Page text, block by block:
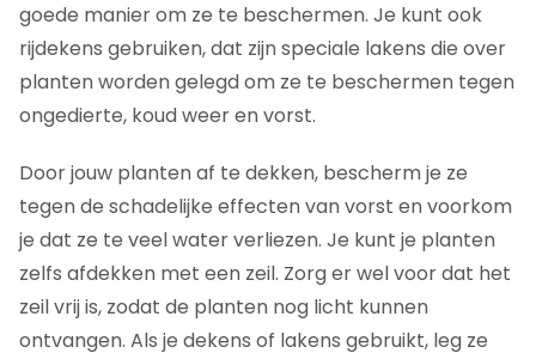
goede manier om ze te beschermen. Je kunt ook
rijdekens gebruiken, dat zijn speciale lakens die over
planten worden gelegd om ze te beschermen tegen
ongedierte, koud weer en vorst.
Door jouw planten af te dekken, bescherm je ze
tegen de schadelijke effecten van vorst en voorkom
je dat ze te veel water verliezen. Je kunt je planten
zelfs afdekken met een zeil. Zorg er wel voor dat het
zeil vrij is, zodat de planten nog licht kunnen
ontvangen. Als je dekens of lakens gebruikt, leg ze